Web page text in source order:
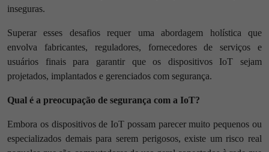
inseguras.
Superar esses desafios requer uma abordagem holística que
envolva fabricantes, reguladores, fornecedores de serviços e
usuários finais para garantir que os dispositivos IoT sejam
projetados, implantados e gerenciados com segurança.
Qual é a preocupação de segurança com a IoT?
Embora os dispositivos de IoT possam parecer muito pequenos ou
especializados demais para serem perigosos, existe um risco real